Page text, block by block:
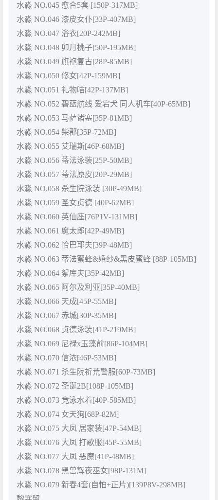
水淼 NO.045 愈合5套 [150P-317MB]
水淼 NO.046 漆皮女仆[33P-407MB]
水淼 NO.047 浴衣[20P-242MB]
水淼 NO.048 卯月桃子[50P-195MB]
水淼 NO.049 旗袍复古[28P-85MB]
水淼 NO.050 修女[42P-159MB]
水淼 NO.051 礼物喵[42P-137MB]
水淼 NO.052 碧蓝航线 爱宕犬 同人机车[40P-65MB]
水淼 NO.053 马萨诸塞[35P-81MB]
水淼 NO.054 柴郡[35P-72MB]
水淼 NO.055 艾瑞斯[46P-68MB]
水淼 NO.056 蒂法泳装[25P-50MB]
水淼 NO.057 蒂法原皮[20P-29MB]
水淼 NO.058 杀生院泳装 [30P-49MB]
水淼 NO.059 圣女贞德 [40P-62MB]
水淼 NO.060 英仙座[76P1V-131MB]
水淼 NO.061 魔太郎[42P-49MB]
水淼 NO.062 恰巴耶夫[39P-48MB]
水淼 NO.063 蒂法蜜蜂&婚纱&黑皮蜜蜂 [88P-105MB]
水淼 NO.064 絮库夫[35P-42MB]
水淼 NO.065 阿尔及利亚[35P-40MB]
水淼 NO.066 天成[45P-55MB]
水淼 NO.067 赤城[30P-35MB]
水淼 NO.068 贞德泳装[41P-219MB]
水淼 NO.069 尼禄x玉藻前[86P-104MB]
水淼 NO.070 信浓[46P-53MB]
水淼 NO.071 杀生院祈荒警服[60P-73MB]
水淼 NO.072 圣诞2B[108P-105MB]
水淼 NO.073 竞泳水着[40P-585MB]
水淼 NO.074 女天狗[68P-82M]
水淼 NO.075 大凤 居家装[47P-54MB]
水淼 NO.076 大凤 打歌服[45P-55MB]
水淼 NO.077 大凤 恶魔[41P-48MB]
水淼 NO.078 黑兽辉夜巫女[98P-131M]
水淼 NO.079 新春4套(自怕+正片)[139P8V-298MB]